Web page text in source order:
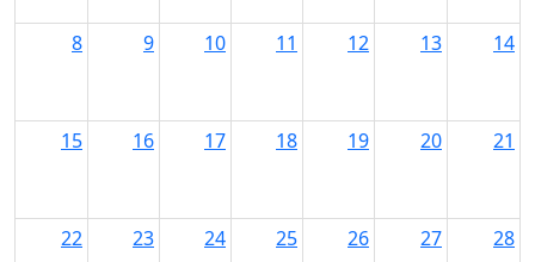
8 9 10 11 12 13 14
15 16 17 18 19 20 21
22 23 24 25 26 27 28